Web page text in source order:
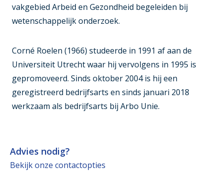
vakgebied Arbeid en Gezondheid begeleiden bij
wetenschappelijk onderzoek.
Corné Roelen (1966) studeerde in 1991 af aan de
Universiteit Utrecht waar hij vervolgens in 1995 is
gepromoveerd. Sinds oktober 2004 is hij een
geregistreerd bedrijfsarts en sinds januari 2018
werkzaam als bedrijfsarts bij Arbo Unie.
Advies nodig?
Bekijk onze contactopties